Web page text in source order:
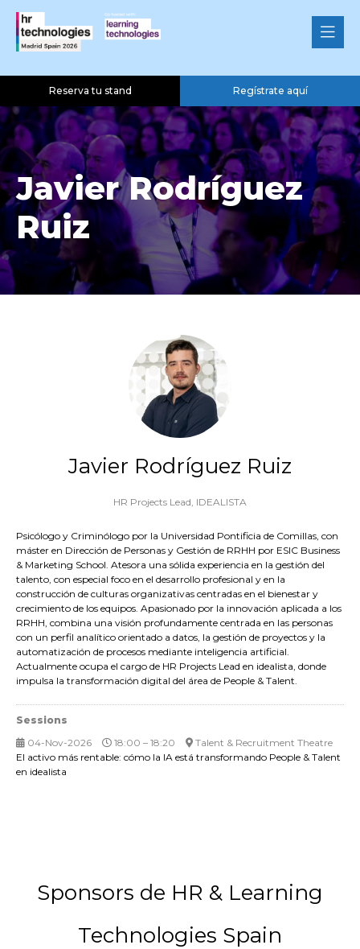
Reserva tu stand Regístrate aquí
Javier Rodríguez
Ruiz
Javier Rodríguez Ruiz
HR Projects Lead, IDEALISTA
Psicólogo y Criminólogo por la Universidad Pontificia de Comillas, con
máster en Dirección de Personas y Gestión de RRHH por ESIC Business
& Marketing School. Atesora una sólida experiencia en la gestión del
talento, con especial foco en el desarrollo profesional y en la
construcción de culturas organizativas centradas en el bienestar y
crecimiento de los equipos. Apasionado por la innovación aplicada a los
RRHH, combina una visión profundamente centrada en las personas
con un perfil analítico orientado a datos, la gestión de proyectos y la
automatización de procesos mediante inteligencia artificial.
Actualmente ocupa el cargo de HR Projects Lead en idealista, donde
impulsa la transformación digital del área de People & Talent.
Sessions
04-Nov-2026
18:00 – 18:20
Talent & Recruitment Theatre
El activo más rentable: cómo la IA está transformando People & Talent
en idealista
Sponsors de HR & Learning
Technologies Spain